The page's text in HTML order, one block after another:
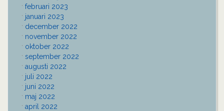
februari 2023
januari 2023
december 2022
november 2022
oktober 2022
september 2022
augusti 2022
juli 2022
juni 2022
maj 2022
april 2022